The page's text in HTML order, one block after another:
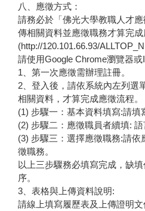
八、應徵方式：
請務必於「佛光大學教職人才
傳相關資料並應徵職務才算完成
(http://120.101.66.93/
請使用Google Chrome瀏覽器或
1、第一次應徵需辦理註冊。
2、登入後，請依系統內左列選
相關資料，才算完成應徵流程。
(1) 步驟一：基本資料填寫:請填
(2) 步驟二：應徵職員者續填: 語
(3) 步驟三：選擇應徵職務:請
徵職務。
以上三步驟務必填寫完成，缺
序。
3、表格與上傳資料說明:
請線上填寫履歷表及上傳證明